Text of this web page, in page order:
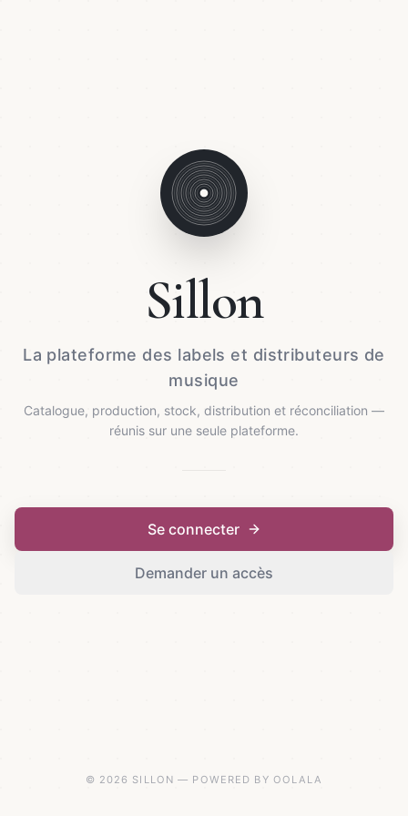
Sillon
La plateforme des labels et distributeurs de
musique
Catalogue, production, stock, distribution et réconciliation —
réunis sur une seule plateforme.
Se connecter
Demander un accès
© 2026 SILLON — POWERED BY OOLALA